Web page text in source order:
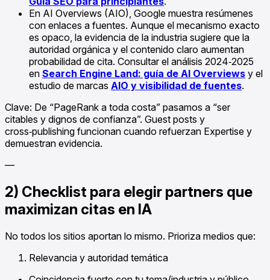
En AI Overviews (AIO), Google muestra resúmenes
con enlaces a fuentes. Aunque el mecanismo exacto
es opaco, la evidencia de la industria sugiere que la
autoridad orgánica y el contenido claro aumentan
probabilidad de cita. Consultar el análisis 2024‑2025
en Search Engine Land: guía de AI Overviews y el
estudio de marcas AIO y visibilidad de fuentes.
Clave: De “PageRank a toda costa” pasamos a “ser
citables y dignos de confianza”. Guest posts y
cross‑publishing funcionan cuando refuerzan Expertise y
demuestran evidencia.
—
2) Checklist para elegir partners que
maximizan citas en IA
No todos los sitios aportan lo mismo. Prioriza medios que:
Relevancia y autoridad temática